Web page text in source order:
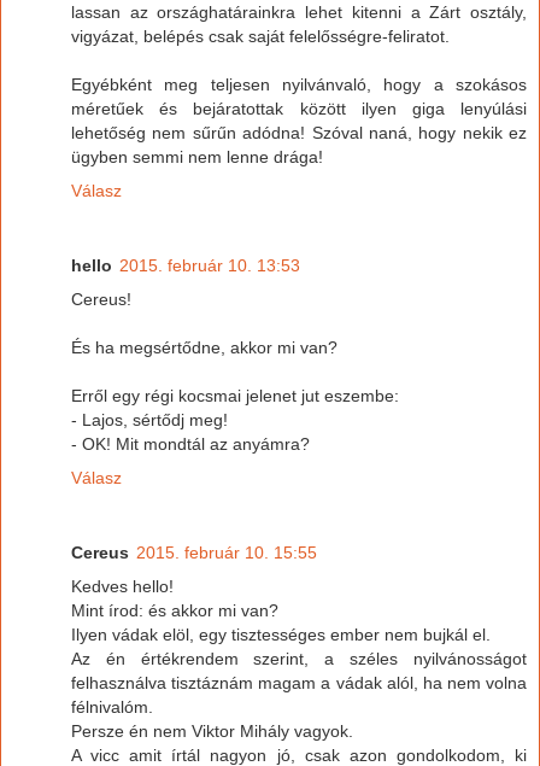
lassan az országhatárainkra lehet kitenni a Zárt osztály,
vigyázat, belépés csak saját felelősségre-feliratot.
Egyébként meg teljesen nyilvánvaló, hogy a szokásos
méretűek és bejáratottak között ilyen giga lenyúlási
lehetőség nem sűrűn adódna! Szóval naná, hogy nekik ez
ügyben semmi nem lenne drága!
Válasz
hello 2015. február 10. 13:53
Cereus!
És ha megsértődne, akkor mi van?
Erről egy régi kocsmai jelenet jut eszembe:
- Lajos, sértődj meg!
- OK! Mit mondtál az anyámra?
Válasz
Cereus 2015. február 10. 15:55
Kedves hello!
Mint írod: és akkor mi van?
Ilyen vádak elöl, egy tisztességes ember nem bujkál el.
Az én értékrendem szerint, a széles nyilvánosságot
felhasználva tisztáznám magam a vádak alól, ha nem volna
félnivalóm.
Persze én nem Viktor Mihály vagyok.
A vicc amit írtál nagyon jó, csak azon gondolkodom, ki